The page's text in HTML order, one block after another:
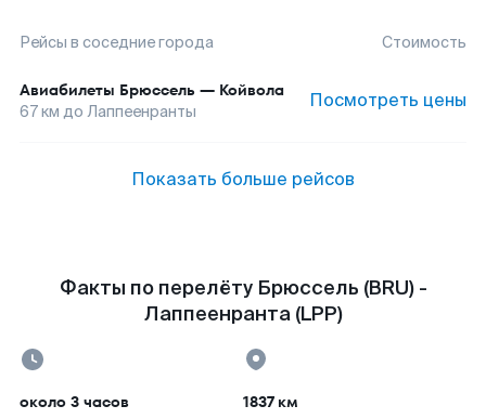
Рейсы в соседние города Стоимость
Авиабилеты Брюссель — Койвола
67км до Лаппеенранты Посмотреть цены
Показать больше рейсов
Факты по перелёту Брюссель (BRU) -
Лаппеенранта (LPP)
около 3 часов 1837 км